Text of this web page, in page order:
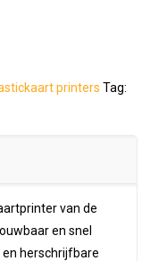
printers Tag:
van de
en snel
en herschrijfbare